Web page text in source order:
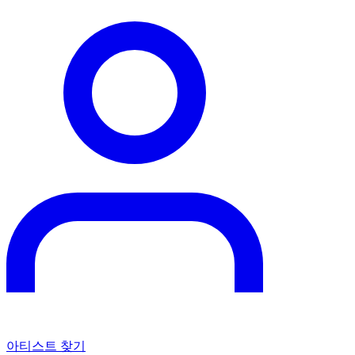
아티스트 찾기